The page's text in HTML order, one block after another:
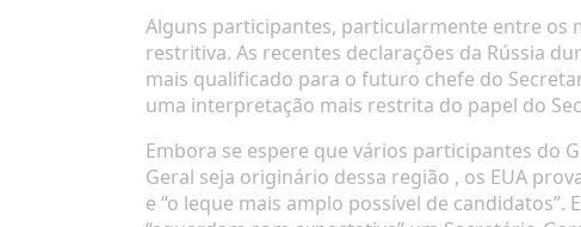
Alguns participantes, particularmente entre os
restritiva. As recentes declarações da Rússia
mais qualificado para o futuro chefe do
uma interpretação mais restrita do papel do
Embora se espere que vários participantes do
Geral seja originário dessa região , os EUA
e “o leque mais amplo possível de